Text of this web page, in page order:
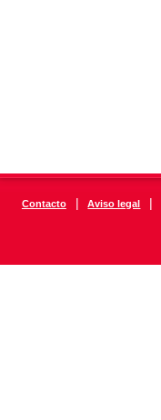
Contacto | Aviso legal |